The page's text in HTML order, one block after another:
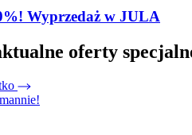
Wyprzedaż w JULA
oferty